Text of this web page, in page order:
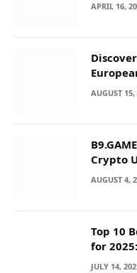
APRIL 16,
AUGUST 15,
Crypto
They
AUGUST 4,
Top 10
for
Across
JULY 14,